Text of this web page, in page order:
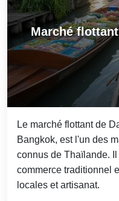
Marché
Le marché flottant de
Bangkok, est l'un des
connus de Thaïlande.
commerce traditionnel
locales et artisanat.